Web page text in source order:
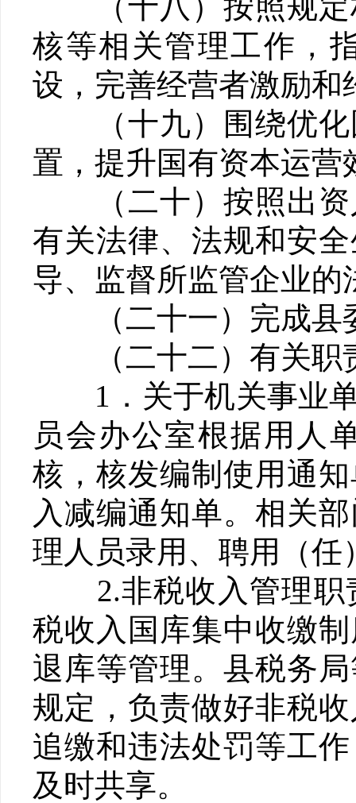
核等相关管理工作，
设，完善经营者激励和
（十九）围绕优化
置，提升国有资本运营
（二十）按照出资
有关法律、法规和安
导、监督所监管企业
（二十一）完成县
（二十二）有关职
1．关于机关事业单
员会办公室根据用人
核，核发编制使用通
入减编通知单。相关
理人员录用、聘用（
2.非税收入管理职
税收入国库集中收缴
退库等管理。县税务
规定，负责做好非税
追缴和违法处罚等工
及时共享。